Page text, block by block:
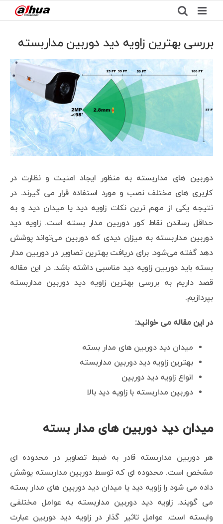
to
بررسی بهترین زاویه دید دوربین مداربسته
Larger
Image
دوربین های مداربسته به منظور ایجاد امنیت و نظارت در
کاربری های مختلف نصب و مورد استفاده قرار می گیرند. در
نتیجه یکی از مهم ترین نکات زاویه دید یا میدان دید و به
حداقل رساندن نقاط کور دوربین مدار بسته است. زاویه دید
دوربین مداربسته به میزان دیدی که دوربین می‌تواند پوشش
دهد گفته می‌شود. برای دریافت بهترین تصاویر در دوربین مدار
بسته باید دوربین زاویه دید مناسبی داشته باشد. در این مقاله
قصد داریم به بررسی بهترین زاویه دید دوربین مداربسته
بپردازیم.
در این مقاله می خوانید:
میدان دید دوربین های مدار بسته
بهترین زاویه دید دوربین مداربسته
انواع زاویه دید دوربین
دوربین مداربسته با زاویه دید بالا
میدان دید دوربین های مدار بسته
هر دوربین مداربسته قادر به ضبط تصاویر در محدوده ای
مشخص است. محدوده ای که توسط دوربین مداربسته پوشش
داده می شود را زاویه دید یا میدان دید دوربین های مدار بسته
می گویند. زاویه دید دوربین مداربسته به عوامل مختلفی
وابسته است. عوامل تاثیر گذار در زاویه دید دوربین عبارت